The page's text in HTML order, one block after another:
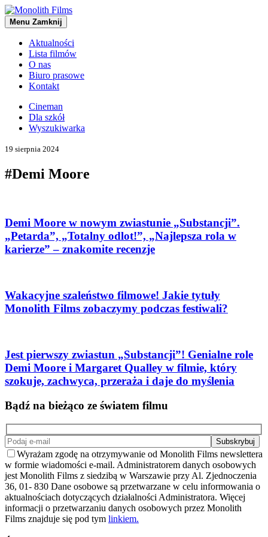
Menu Zamknij
Aktualności
Lista filmów
O nas
Biuro prasowe
Kontakt
Cineman
Dla szkół
Wyszukiwarka
19 sierpnia 2024
#Demi Moore
Demi Moore w nowym zwiastunie „Substancji”.
„Petarda”, „Totalny odlot!”, „Najlepsza rola w
karierze” – znakomite recenzje
Wakacyjne szaleństwo filmowe! Jakie tytuły
Monolith Films zobaczymy podczas festiwali?
Jest pierwszy zwiastun „Substancji”! Genialne role
Demi Moore i Margaret Qualley w filmie, który
szokuje, zachwyca, przeraża i daje do myślenia
Bądź na bieżąco ze światem filmu
Wyrażam zgodę na otrzymywanie od Monolith Films newslettera
w formie wiadomości e-mail. Administratorem danych osobowych
jest Monolith Films z siedzibą w Warszawie przy Al. Zjednoczenia
36, 01- 830 Dane osobowe są przetwarzane w celu informowania o
aktualnościach dotyczących działalności Administratora. Więcej
informacji o przetwarzaniu danych osobowych przez Monolith
Films znajduje się pod tym linkiem.